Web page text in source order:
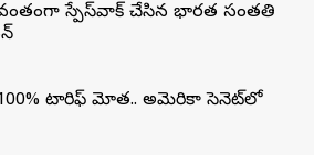
స్పేస్‌వాక్‌ చేసిన భారత సంతతి
100% టారిఫ్‌ మోత.. అమెరికా సెనెట్‌లో